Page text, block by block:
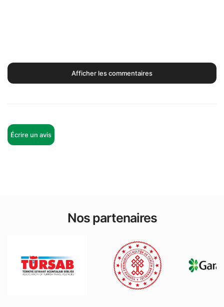
Afficher les commentaires
Écrire un avis
Nos partenaires